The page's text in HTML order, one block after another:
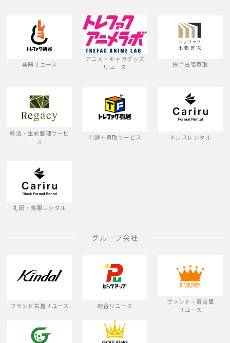
楽器リユース
アニメ・キャラグッズ
リユース
総合出張買取
終活・生前整理サービ
ス
引越＋買取サービス ドレスレンタル
礼服・喪服レンタル
グループ会社
ブランド古着リユース 総合リユース
ブランド・貴金属
リユース